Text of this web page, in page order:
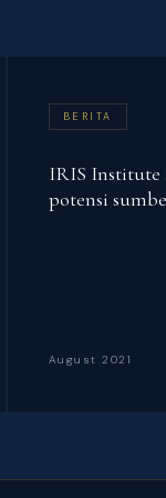
BERITA
IRIS Institute
potensi
August 2021